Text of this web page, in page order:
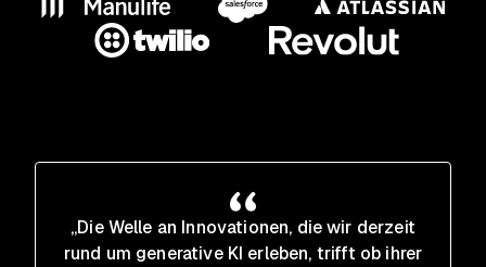
„Die Welle an Innovationen, die wir derzeit
rund um generative KI erleben, trifft ob ihrer